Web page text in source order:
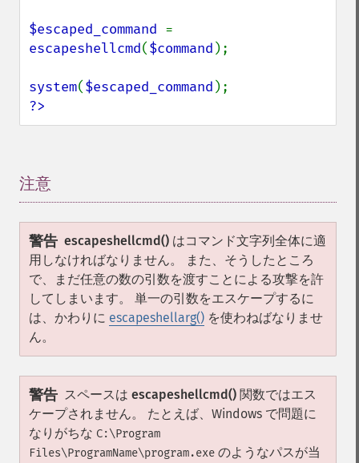
$escaped_command
escapeshellcmd($command );
system($escaped_command
?>
注意
警告 escapeshellcmd() はコマンド文字列全体に適
用しなければなりません。 また、そうしたところ
で、まだ任意の数の引数を渡すことによる攻撃を許
してしまいます。 単一の引数をエスケープするに
は、かわりに escapeshellarg() を使わねばなりませ
ん。
警告 スペースは escapeshellcmd() 関数ではエス
ケープされません。 たとえば、Windows で問題に
なりがちな C:\Program
Files\ProgramName\program.exe のようなパスが当